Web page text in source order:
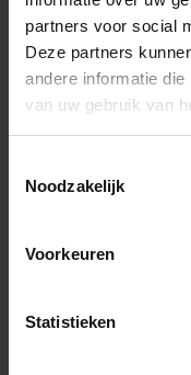
partners voor social
Deze partners
andere informatie
van uw gebruik van
Noodzakelijk
Voorkeuren
Statistieken